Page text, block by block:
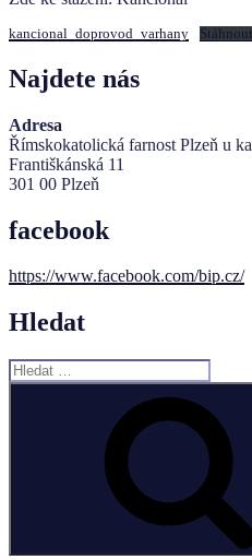
kancional_doprovod_varhany Stáhnout
Najdete nás
Adresa
Římskokatolická farnost Plzeň u
Františkánská 11
301 00 Plzeň
facebook
https://www.facebook.com/bip.cz/
Hledat
Hledat: